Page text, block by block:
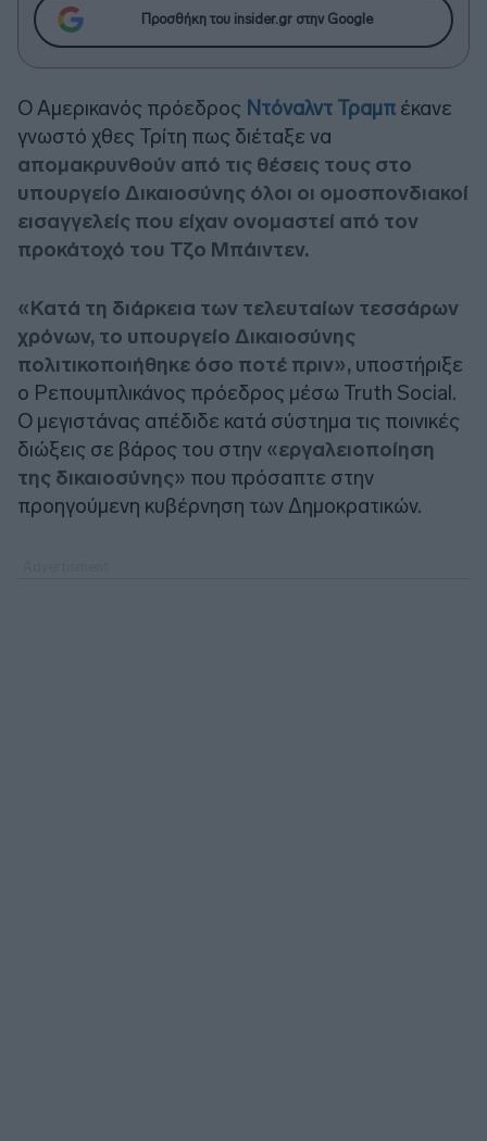
Προσθήκη του insider.gr στην Google
Ο Αμερικανός πρόεδρος Ντόναλντ Τραμπ έκανε
γνωστό χθες Τρίτη πως διέταξε να
απομακρυνθούν από τις θέσεις τους στο
υπουργείο Δικαιοσύνης όλοι οι ομοσπονδιακοί
εισαγγελείς που είχαν ονομαστεί από τον
προκάτοχό του Τζο Μπάιντεν.
«Κατά τη διάρκεια των τελευταίων τεσσάρων
χρόνων, το υπουργείο Δικαιοσύνης
πολιτικοποιήθηκε όσο ποτέ πριν», υποστήριξε
ο Ρεπουμπλικάνος πρόεδρος μέσω Truth Social.
Ο μεγιστάνας απέδιδε κατά σύστημα τις ποινικές
διώξεις σε βάρος του στην «εργαλειοποίηση
της δικαιοσύνης» που πρόσαπτε στην
προηγούμενη κυβέρνηση των Δημοκρατικών.